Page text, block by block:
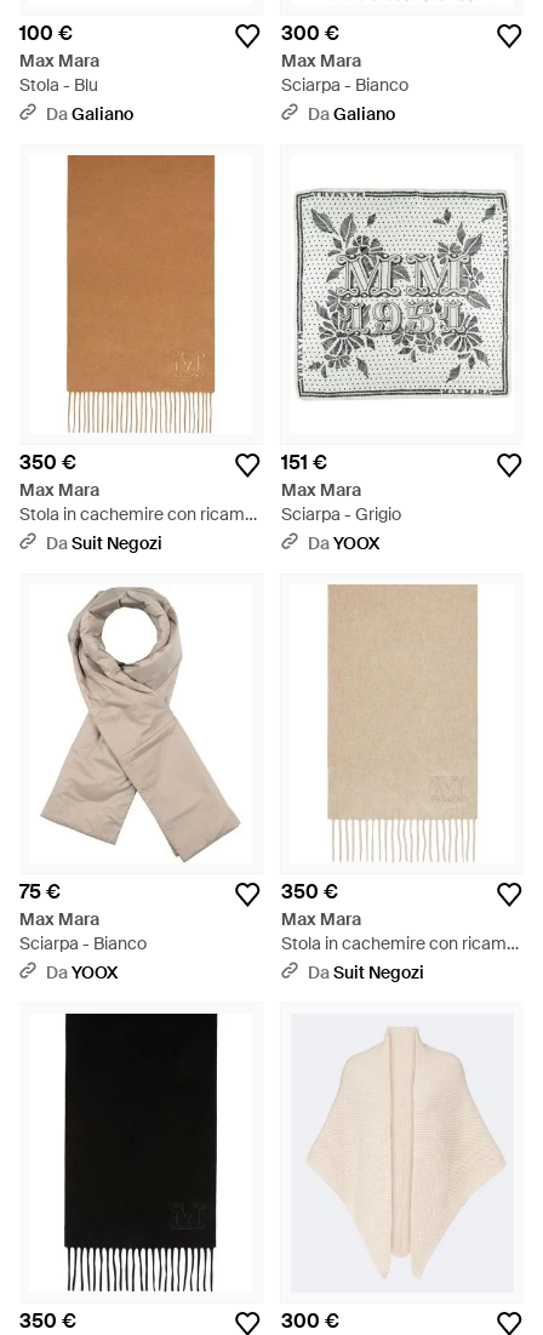
100 €
Max Mara
Stola - Blu
DaGaliano
300 €
Max Mara
Sciarpa - Bianco
DaGaliano
350 €
Max Mara
Stola in cachemire con ricamo
monogram - Neutro
DaSuit Negozi
151 €
Max Mara
Sciarpa - Grigio
DaYOOX
75 €
Max Mara
Sciarpa - Bianco
DaYOOX
350 €
Max Mara
Stola in cachemire con ricamo
monogram - Bianco
DaSuit Negozi
350 € 300 €